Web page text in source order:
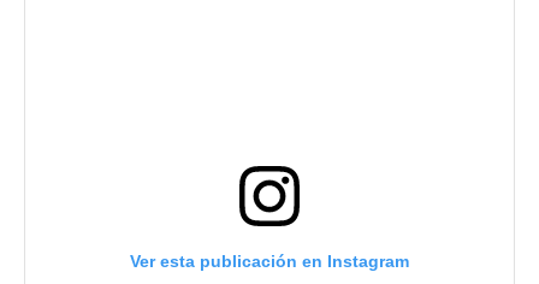
Ver esta publicación en Instagram